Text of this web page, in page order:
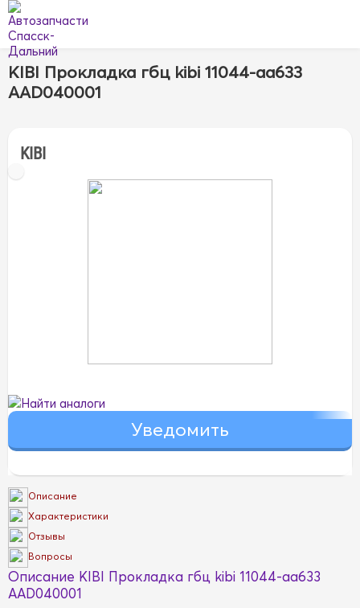
KIBI Прокладка гбц kibi 11044-aa633
AAD040001
KIBI
Найти аналоги
Описание
Характеристики
Отзывы
Вопросы
Описание KIBI Прокладка гбц kibi 11044-aa633
AAD040001